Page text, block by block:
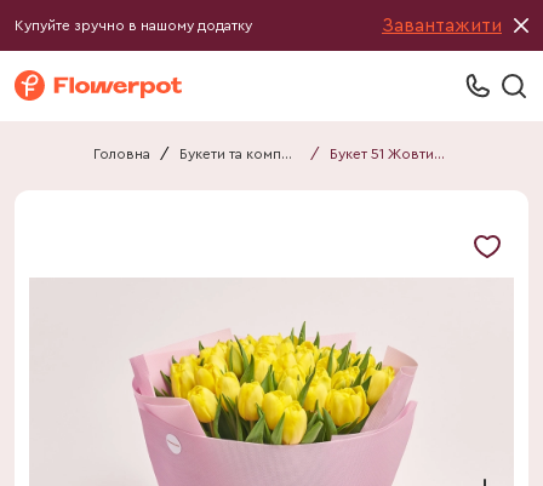
Купуйте зручно в нашому додатку Завантажити
Головна / Букети та композиції / Букет 51 Жовтий піоновидний Тюльпан F765